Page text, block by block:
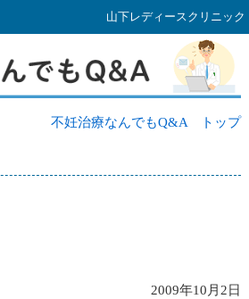
山下レディースクリニック
不妊治療なんでもQ&A トップ
2009年10月2日